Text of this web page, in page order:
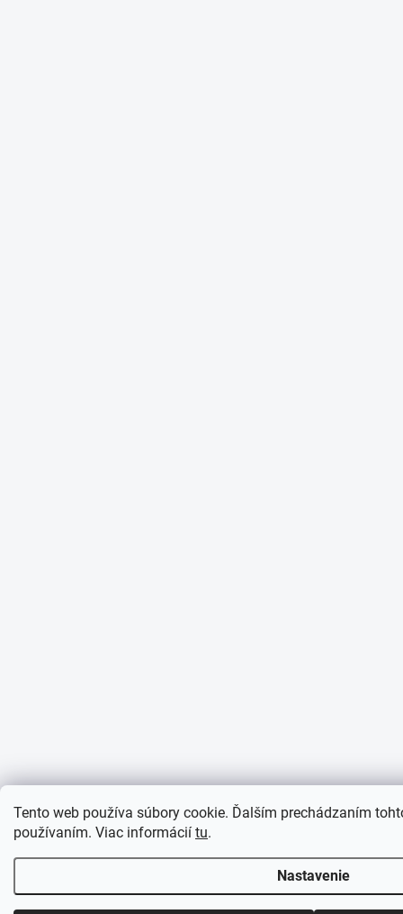
Tento web používa súbory cookie. Ďalším prechádzaním
používaním. Viac informácií tu.
Nastavenie